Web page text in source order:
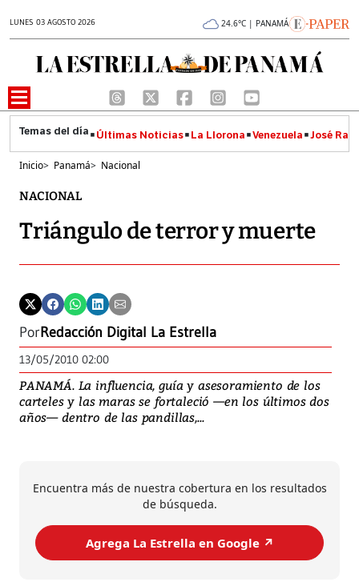
LUNES 03 AGOSTO 2026 24.6°C | PANAMÁ
Últimas Noticias La Llorona Venezuela José
Inicio> Panamá> Nacional
NACIONAL
Triángulo de terror y muerte
PorRedacción Digital La Estrella
13/05/2010 02:00
PANAMÁ. La influencia, guía y asesoramiento de los
carteles y las maras se fortaleció —en los últimos dos
años— dentro de las pandillas,...
Encuentra más de nuestra cobertura en los resultados
de búsqueda.
Agrega La Estrella en Google ↗️